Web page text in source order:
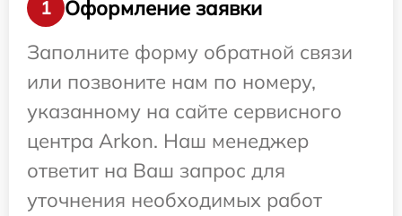
1
Оформление заявки
Заполните форму обратной связи
или позвоните нам по номеру,
указанному на сайте сервисного
центра Arkon. Наш менеджер
ответит на Ваш запрос для
уточнения необходимых работ